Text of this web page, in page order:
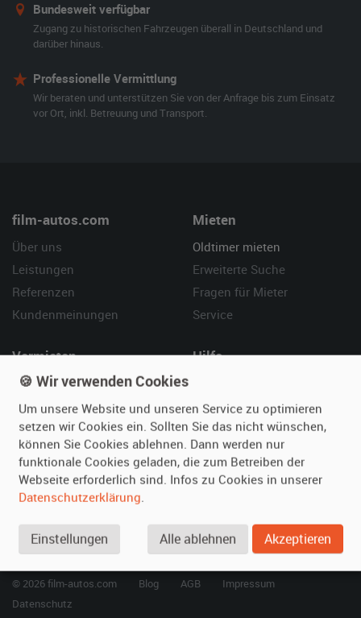
Bundesweit verfügbar
Zugang zu historischen Fahrzeugen überall in Deutschland und
darüber hinaus.
Professionelle Vermittlung
Wir beraten und unterstützen Sie von der Anfrage bis zum Einsatz
vor Ort, inkl. Betreuung und Transport.
film-autos.com
Über uns
Leistungen
Referenzen
Kundenmeinungen
Mieten
Oldtimer mieten
Erweiterte Suche
Fragen für Mieter
Service
Vermieten
Oldtimer anmelden
Fotos senden
Fragen für Vermieter
Inserat verwalten
Hilfe
So funktioniert's
Kontakt
SPECIAL
unsere Top 10 ...
© 2026 film-autos.com Blog AGB
Impressum
Datenschutz
🍪 Wir verwenden Cookies
Um unsere Website und unseren Service zu optimieren
setzen wir Cookies ein. Sollten Sie das nicht wünschen,
können Sie Cookies ablehnen. Dann werden nur
funktionale Cookies geladen, die zum Betreiben der
Webseite erforderlich sind. Infos zu Cookies in unserer
Datenschutzerklärung.
Einstellungen Alle ablehnen Akzeptieren